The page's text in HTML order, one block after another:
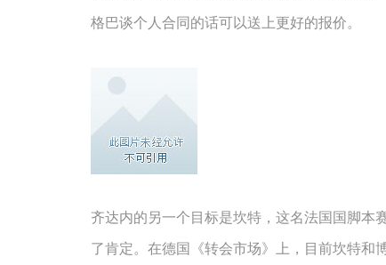
格巴谈个人合同的话可以送上更好的报价。
齐达内的另一个目标是坎特，这名法国国脚本
了肯定。在德国《转会市场》上，目前坎特和